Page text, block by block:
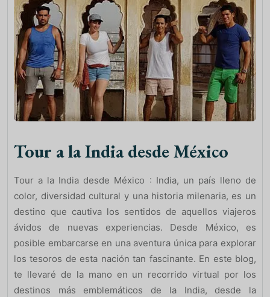
Tour a la India desde México
Tour a la India desde México : India, un país lleno de
color, diversidad cultural y una historia milenaria, es un
destino que cautiva los sentidos de aquellos viajeros
ávidos de nuevas experiencias. Desde México, es
posible embarcarse en una aventura única para explorar
los tesoros de esta nación tan fascinante. En este blog,
te llevaré de la mano en un recorrido virtual por los
destinos más emblemáticos de la India, desde la